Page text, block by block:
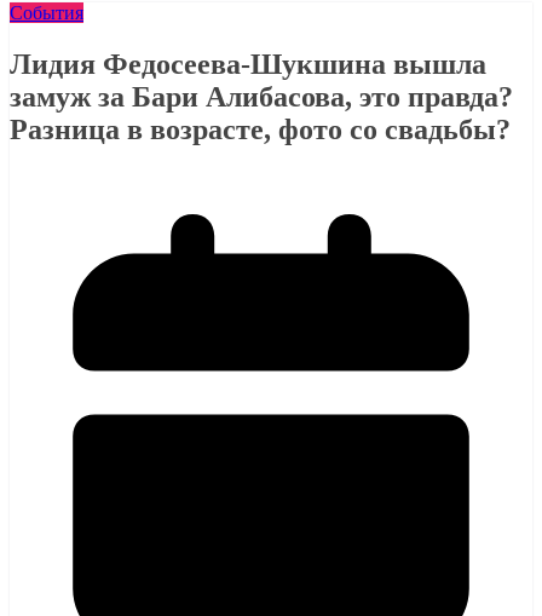
События
Лидия Федосеева-Шукшина вышла
замуж за Бари Алибасова, это правда?
Разница в возрасте, фото со свадьбы?